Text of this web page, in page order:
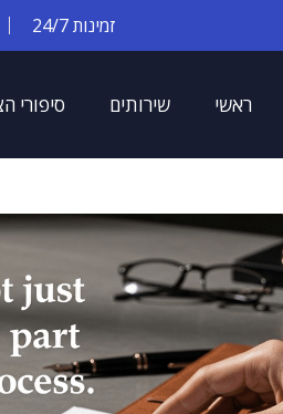
זמינות 24/7
ראשי שירותים סיפורי